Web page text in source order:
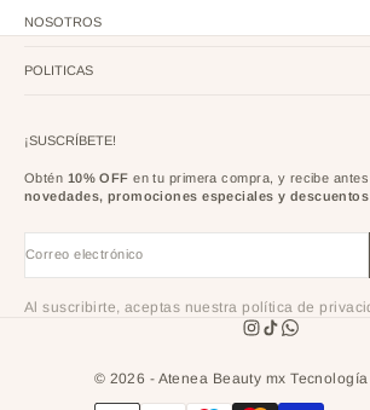
NOSOTROS
POLITICAS
¡SUSCRÍBETE!
Obtén 10% OFF en tu primera compra, y recibe
novedades, promociones especiales y
Correo electrónico
Al suscribirte, aceptas nuestra política de
© 2026 - Atenea Beauty mx